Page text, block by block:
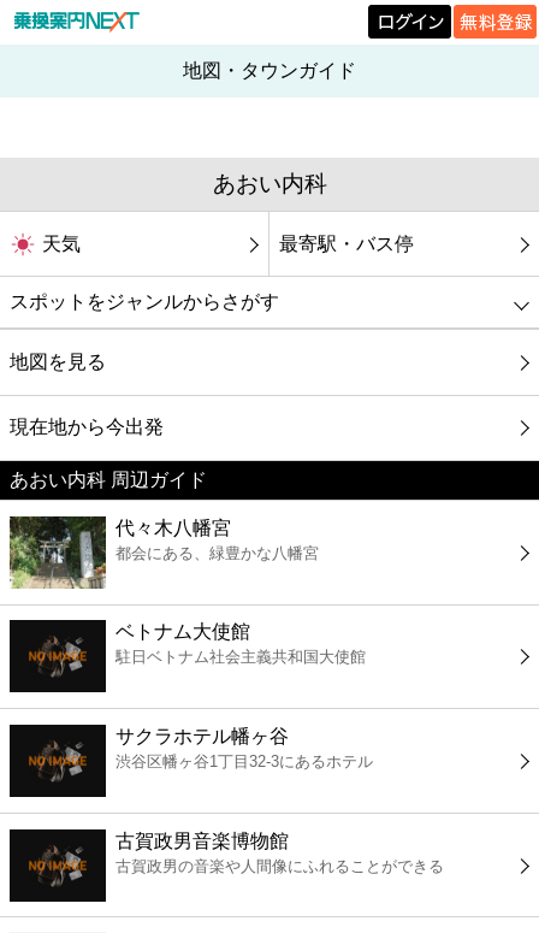
地図・タウンガイド
あおい内科
天気 最寄駅・バス停
スポットをジャンルからさがす
グルメ
映画
美容
コンビニ
薬局
スーパー
エンタメ
レジャー
書店
地図を見る
現在地から今出発
あおい内科 周辺ガイド
代々木八幡宮
都会にある、緑豊かな八幡宮
ベトナム大使館
駐日ベトナム社会主義共和国大使館
サクラホテル幡ヶ谷
渋谷区幡ヶ谷1丁目32-3にあるホテル
古賀政男音楽博物館
古賀政男の音楽や人間像にふれることができる